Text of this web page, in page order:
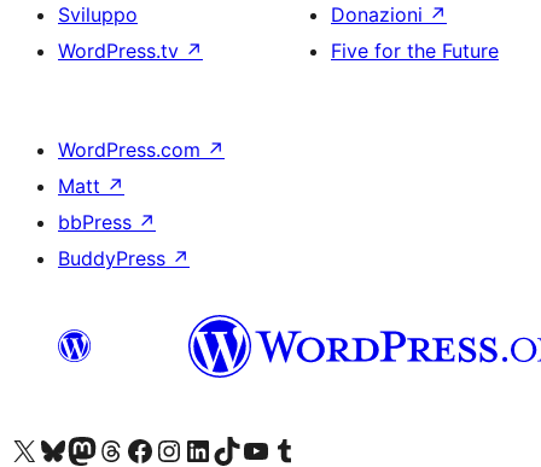
Sviluppo
WordPress.tv ↗
Donazioni ↗
Five for the Future
WordPress.com ↗
Matt ↗
bbPress ↗
BuddyPress ↗
Visita il nostro account X (ex Twitter)
Visita il nostro account Bluesky
Visita il nostro account Mastodon
Visita il nostro account Threads
Visita la nostra pagina Facebook
Visita il nostro account Instagram
Visita il nostro account LinkedIn
Visita il nostro account TikTok
Visita il nostro canale YouTube
Visita il nostro account Tumblr